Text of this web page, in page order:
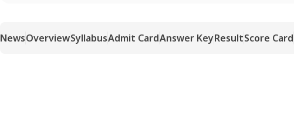
NewsOverviewSyllabusAdmit CardAnswer KeyResultScore Card